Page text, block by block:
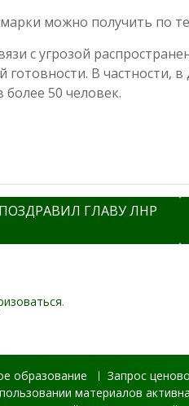
можно получить по
с угрозой
В частности,
50 человек.
ГЛАВУ ЛНР
.
образование Запрос
материалов